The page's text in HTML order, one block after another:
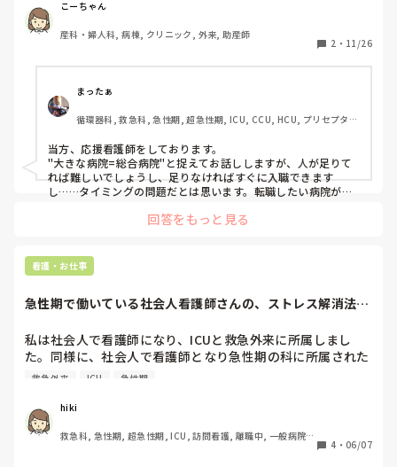
希望は産婦人科系ですが、どうしてもすんなり転職が出来る
と思えず、どうしようか悩んでます。
こーちゃん
産科・婦人科, 病棟, クリニック, 外来, 助産師
2 ・ 11/26
まったぁ
循環器科, 救急科, 急性期, 超急性期, ICU, CCU, HCU, プリセプタ
当方、応援看護師をしております。
"大きな病院=総合病院"と捉えてお話ししますが、人が足りて
れば難しいでしょうし、足りなければすぐに入職できます
し……タイミングの問題だとは思います。転職したい病院がお
められては如何でしょうか??行くだけならタダなので☺️
回答をもっと見る
看護・お仕事
急性期で働いている社会人看護師さんの、ストレス解消法を
私は社会人で看護師になり、ICUと救急外来に所属しまし
た。同様に、社会人で看護師となり急性期の科に所属された
方にお聞きしたいです。
レスがかかり帰宅するとぐったり、休日もだらだら過ごして
しまいます。どうにかしてこの状況を変えたいのですが、皆
さんは、どのようにストレス解消されていますか？
救急外来 ICU 急性期
hiki
救急科, 急性期, 超急性期, ICU, 訪問看護, 離職中, 一般病院,
4 ・ 06/07